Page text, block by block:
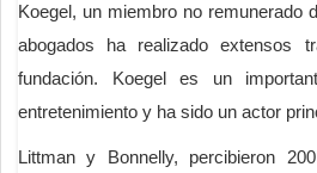
Koegel, un miembro no remunerado
abogados ha realizado extensos
fundación. Koegel es un
entretenimiento y ha sido un actor
Littman y Bonnelly, percibieron